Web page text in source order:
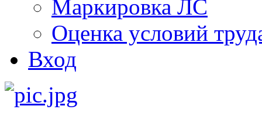
Маркировка ЛС
Оценка условий
Вход